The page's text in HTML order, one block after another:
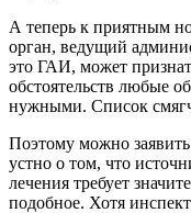
А теперь к приятным
орган, ведущий
это ГАИ, может
обстоятельств любые
нужными. Список
Поэтому можно
устно о том, что
лечения требует
подобное. Хотя